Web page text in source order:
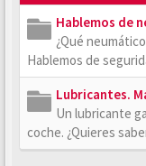
Hablemos de
¿Qué
Hablemos de
Lubricantes.
Un lubricante
coche. ¿Quieres